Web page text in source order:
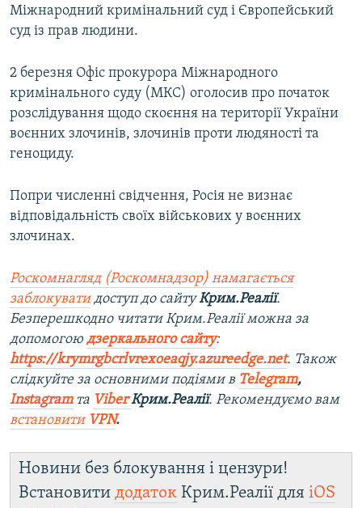
Міжнародний кримінальний суд і Європейський
суд із прав людини.
2 березня Офіс прокурора Міжнародного
кримінального суду (МКС) оголосив про початок
розслідування щодо скоєння на території України
воєнних злочинів, злочинів проти людяності та
геноциду.
Попри численні свідчення, Росія не визнає
відповідальність своїх військових у воєнних
злочинах.
Роскомнагляд (Роскомнадзор) намагається
заблокуватидоступ до сайтуКрим.Реалії.
Безперешкодно читати Крим.Реалії можна за
допомогою дзеркального сайту:
https://krymrgbcrlvrexoeaqjy.azureedge.net. Також
слідкуйте за основними подіями в Telegram,
Instagramта ViberКрим.Реалії. Рекомендуємо вам
встановити VPN.
Новини без блокування і цензури!
Встановити додаток Крим.Реалії для iOS